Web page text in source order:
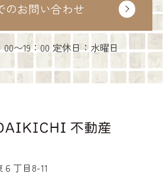
のお問い合わせ
〜19：00 定休日：水曜日
丁目8-11